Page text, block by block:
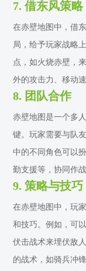
7. 借东风策略
在赤壁地图中，借
局，给予玩家战略
点，如火烧赤壁，
外的攻击力、移动
8. 团队合作
赤壁地图是一个多
键。玩家需要与队
中的不同角色可以
勤支援等，协同作
9. 策略与技巧
在赤壁地图中，玩
和技巧。例如，可
伏击战术来埋伏敌
的战术，如骑兵冲